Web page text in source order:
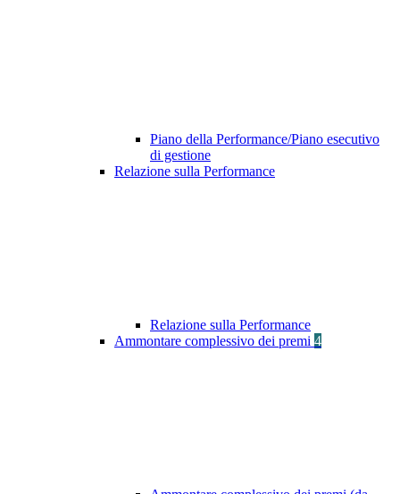
Piano della Performance/Piano esecutivo
di gestione
Relazione sulla Performance
Relazione sulla Performance
Ammontare complessivo dei premi 4